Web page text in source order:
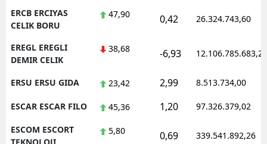
ERCB ERCIYAS
CELIK BORU
47,90 0,42 26.324.743,60
EREGL EREGLI
DEMIR CELIK
38,68 -6,93 12.106.785.683,20
ERSU ERSU GIDA 23,42 2,99 8.513.734,00
ESCAR ESCAR FILO 45,36 1,20 97.326.379,02
ESCOM ESCORT
5,80 0,69 339.541.892,26